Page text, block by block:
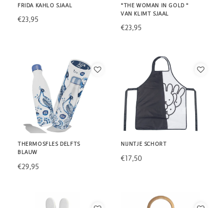
FRIDA KAHLO SJAAL
€23,95
"THE WOMAN IN GOLD "
VAN KLIMT SJAAL
€23,95
THERMOSFLES DELFTS
BLAUW
€29,95
NIJNTJE SCHORT
€17,50